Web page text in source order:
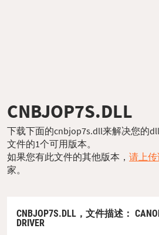
CNBJOP7S.DLL
下载下面的cnbjop7s.dll来解决您的
文件的1个可用版本。
如果您有此文件的其他版本， 请上
家。
CNBJOP7S.DLL， 文件描述 ：
DRIVER